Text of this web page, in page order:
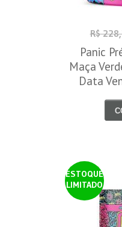
R$
Panic
Maça
Data
ESTOQUE
LIMITADO